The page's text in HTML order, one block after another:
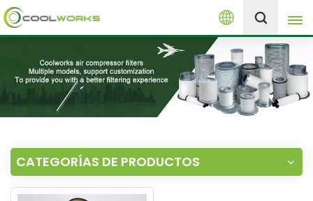
Español
English
español
العربية
русский
+8613525046291
CATEGORÍAS DE PRODUCTOS